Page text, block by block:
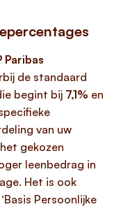
Paribas
de standaard
begint bij 7,1% en
van uw
gekozen
leenbedrag in
Het is ook
Persoonlijke